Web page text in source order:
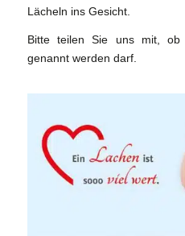
Lächeln ins Gesicht.
Bitte teilen Sie uns mit, ob
genannt werden darf.